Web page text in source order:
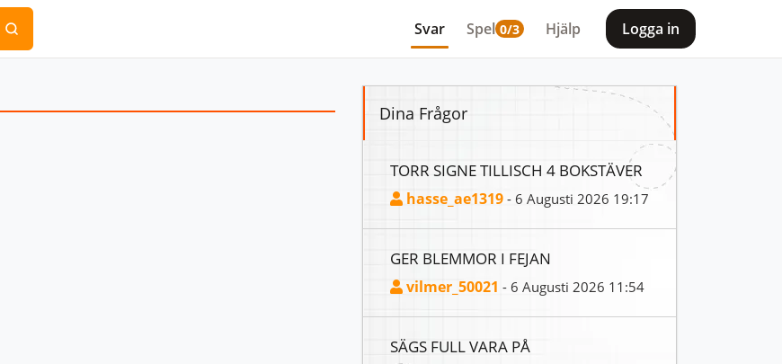
Svar Spel 0/3 Hjälp Logga in
Dina Frågor
TORR SIGNE TILLISCH 4 BOKSTÄVER
hasse_ae1319 - 6 Augusti 2026 19:17
GER BLEMMOR I FEJAN
vilmer_50021 - 6 Augusti 2026 11:54
SÄGS FULL VARA PÅ